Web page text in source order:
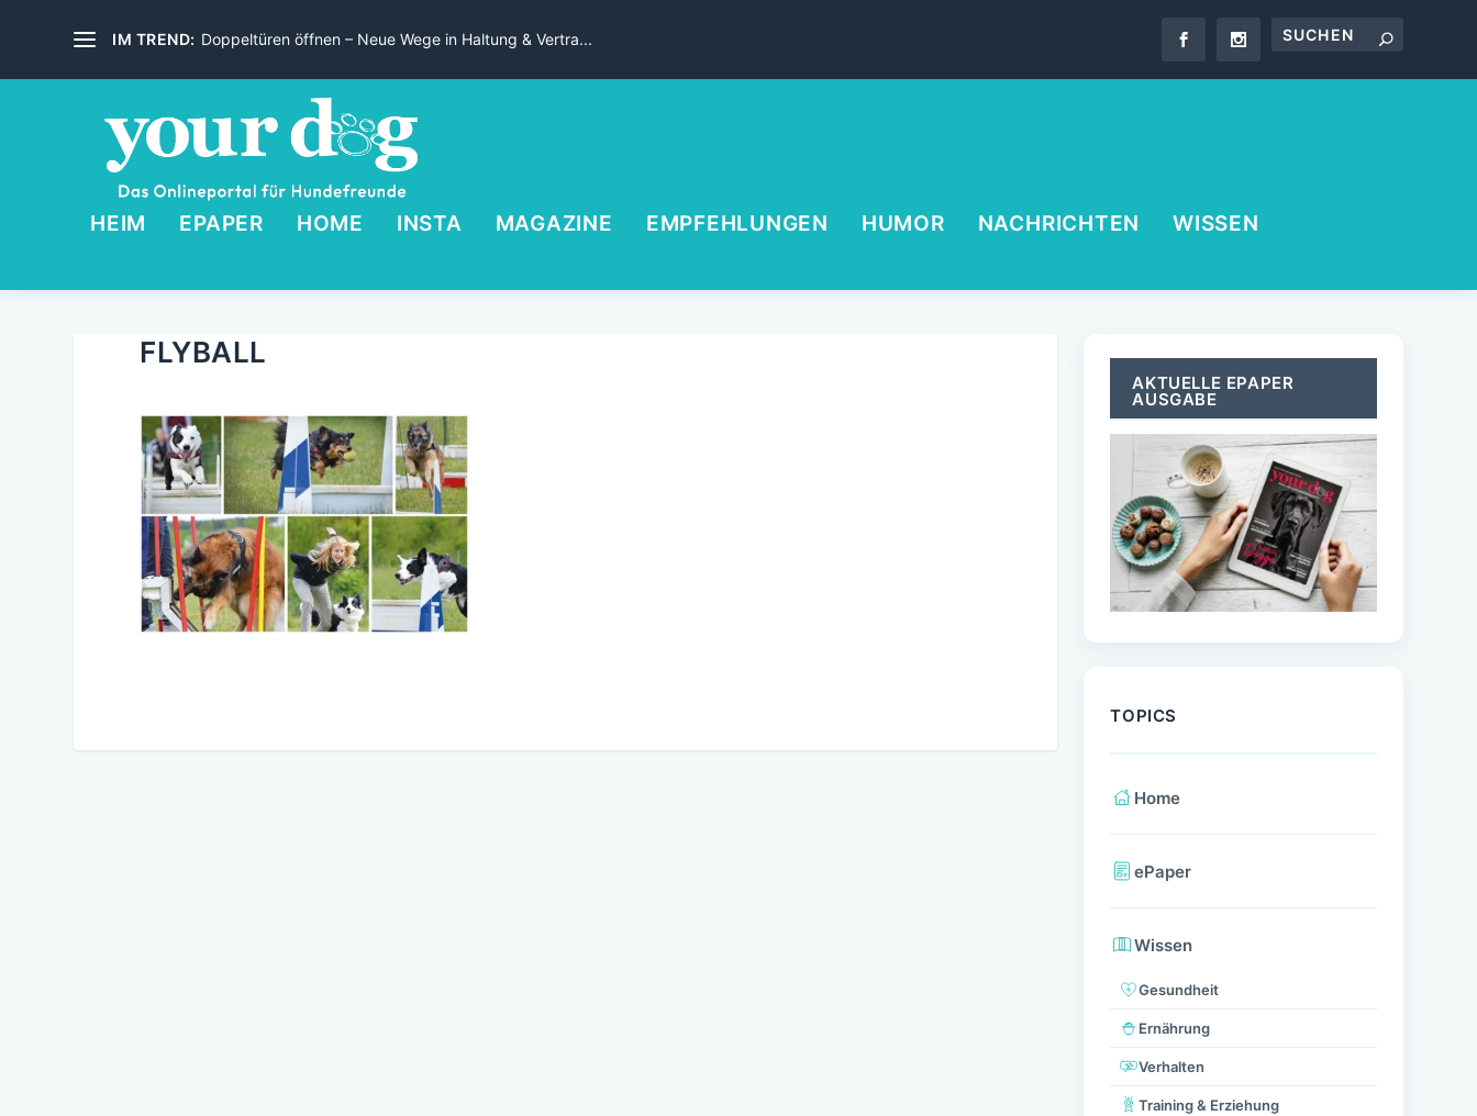
IM TREND: Doppeltüren öffnen – Neue Wege in Haltung & Vertra...
HEIM EPAPER HOME INSTA MAGAZINE EMPFEHLUNGEN HUMOR NACHRICHTEN WISSEN
FLYBALL
AKTUELLE EPAPER
AUSGABE
TOPICS
Home
ePaper
Wissen
Gesundheit
Ernährung
Verhalten
Training & Erziehung